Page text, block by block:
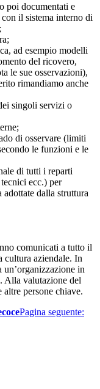
poi documentati e
il sistema interno di
ad esempio modelli
del ricovero,
le sue osservazioni),
rimandiamo anche
singoli servizi o
di osservare (limiti
le funzioni e le
di tutti i reparti
ecc.) per
dalla struttura
comunicati a tutto il
cultura aziendale. In
in
Alla valutazione del
persone chiave.
Pagina seguente: